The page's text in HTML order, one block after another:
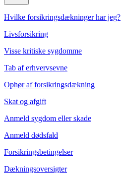
Hvilke forsikringsdækninger har jeg?
Livsforsikring
Visse kritiske sygdomme
Tab af erhvervsevne
Ophør af forsikringsdækning
Skat og afgift
Anmeld sygdom eller skade
Anmeld dødsfald
Forsikringsbetingelser
Dækningsoversigter